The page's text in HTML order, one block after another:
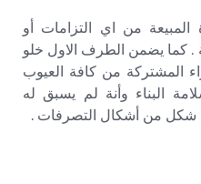
من اي التزامات أو
. كما يضمن الطرف الاول خلو
المشتركة من كافة العيوب
البناء وأنة لم يسبق له
شكل من أشكال التصرفات .